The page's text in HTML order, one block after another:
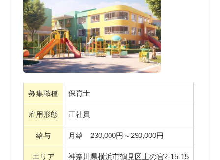
住宅街のなかにある、まるで小さなおうちの
ような可愛い保育園。
徒歩１５分圏内に菊名駅、２つのバス停があ
り、通勤手段が選べることも魅力のひとつ。
６０人の子どもたちが毎日を楽しく過ごせる
よう、力を合わせて保育に励んでいます！
＊きくなハート保育園が大切にしている３つ
のpoint＊
1.子ども達にとっての「絶対的な安全地帯」
2.子ども達の意欲、考える力を育む保育
募集職種 保育士
雇用形態 正社員
給与 月給 230,000円～290,000円
エリア 神奈川県横浜市鶴見区上の宮2-15-15